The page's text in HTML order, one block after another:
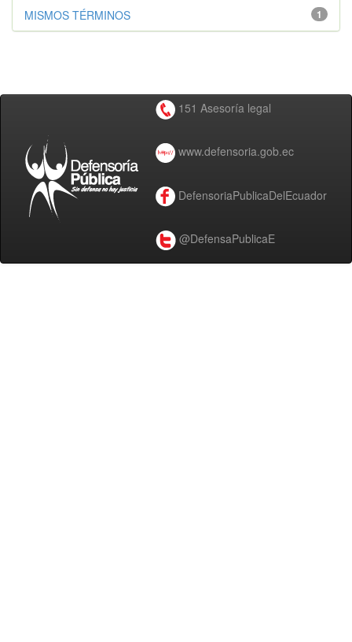
1
MISMOS TÉRMINOS
151 Asesoría legal
www.defensoria.gob.ec
DefensoriaPublicaDelEcuador
@DefensaPublicaE